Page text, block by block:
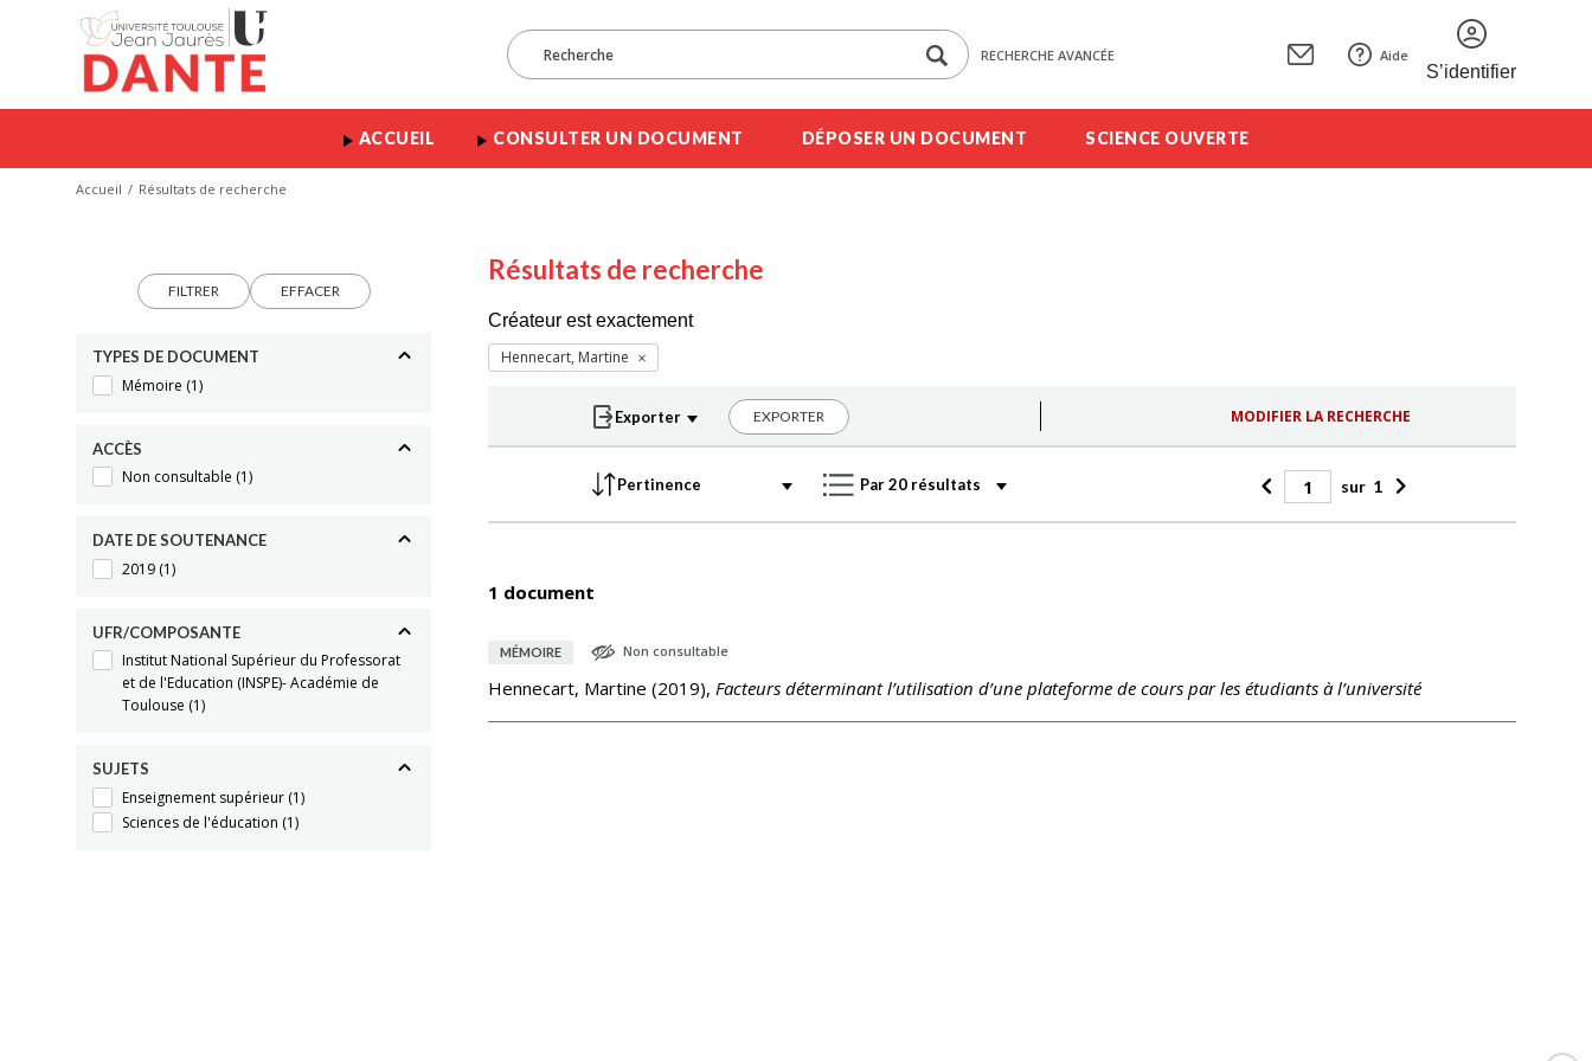
RECHERCHE AVANCÉE Aide
S’identifier
ACCUEIL CONSULTER UN DOCUMENT DÉPOSER UN DOCUMENT SCIENCE OUVERTE
Accueil Résultats de recherche
FILTRER EFFACER
TYPES DE DOCUMENT
Mémoire (1)
ACCÈS
Non consultable (1)
DATE DE SOUTENANCE
2019 (1)
UFR/COMPOSANTE
Institut National Supérieur du Professorat
et de l'Education (INSPE)- Académie de
Toulouse (1)
SUJETS
Enseignement supérieur (1)
Sciences de l'éducation (1)
Résultats de recherche
Créateur est exactement
Hennecart, Martine
EXPORTER MODIFIER LA RECHERCHE
sur 1
1 document
MÉMOIRE Non consultable
Hennecart, Martine (2019), Facteurs déterminant l’utilisation d’une plateforme de cours par les étudiants à l’université